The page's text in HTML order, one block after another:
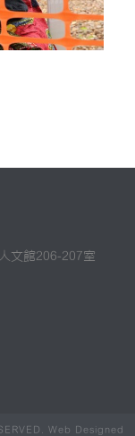
文館206-207室
Web Designed